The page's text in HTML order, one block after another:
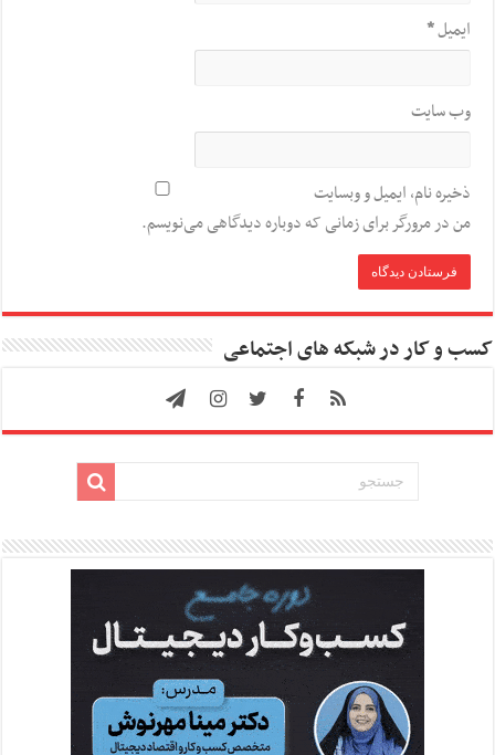
ایمیل*
وب‌ سایت
ذخیره نام، ایمیل و وبسایت
من در مرورگر برای زمانی که دوباره دیدگاهی می‌نویسم.
کسب و کار در شبکه های اجتماعی